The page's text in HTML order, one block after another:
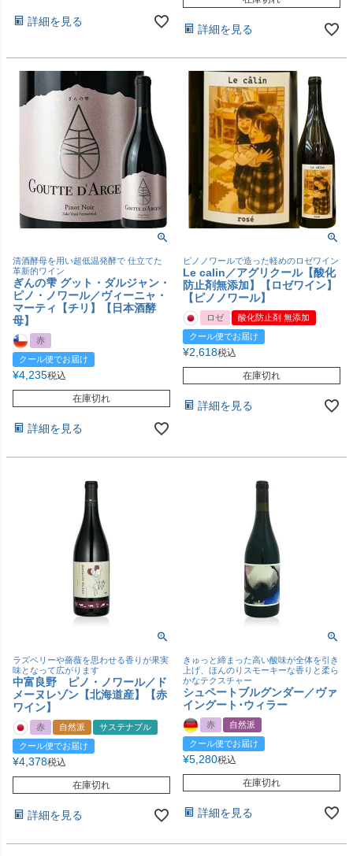
詳細を見る
詳細を見る
清酒酵母を用い超低温発酵で 仕立てた
革新的ワイン
ぎんの雫 グット・ダルジャン・
ピノ・ノワール／ヴィーニャ・
マーティ【チリ】【日本酒酵
母】
赤
クール便でお届け
¥4,235税込
在庫切れ
詳細を見る
ピノノワールで造った軽めのロゼワイン
Le calin／アグリクール【酸化
防止剤無添加】【ロゼワイン】
【ピノノワール】
ロゼ
酸化防止剤 無添加
クール便でお届け
¥2,618税込
在庫切れ
詳細を見る
ラズベリーや薔薇を思わせる香りが果実
味となって広がります
中富良野 ピノ・ノワール／ド
メーヌレゾン【北海道産】【赤
ワイン】
赤 自然派
サステナブル
クール便でお届け
¥4,378税込
在庫切れ
詳細を見る
きゅっと締まった高い酸味が全体を引き
上げ、ほんのりスモーキーな香りと柔ら
かなテクスチャー
シュペートブルグンダー／ヴァ
イングート･ウィラー
赤
自然派
クール便でお届け
¥5,280税込
在庫切れ
詳細を見る